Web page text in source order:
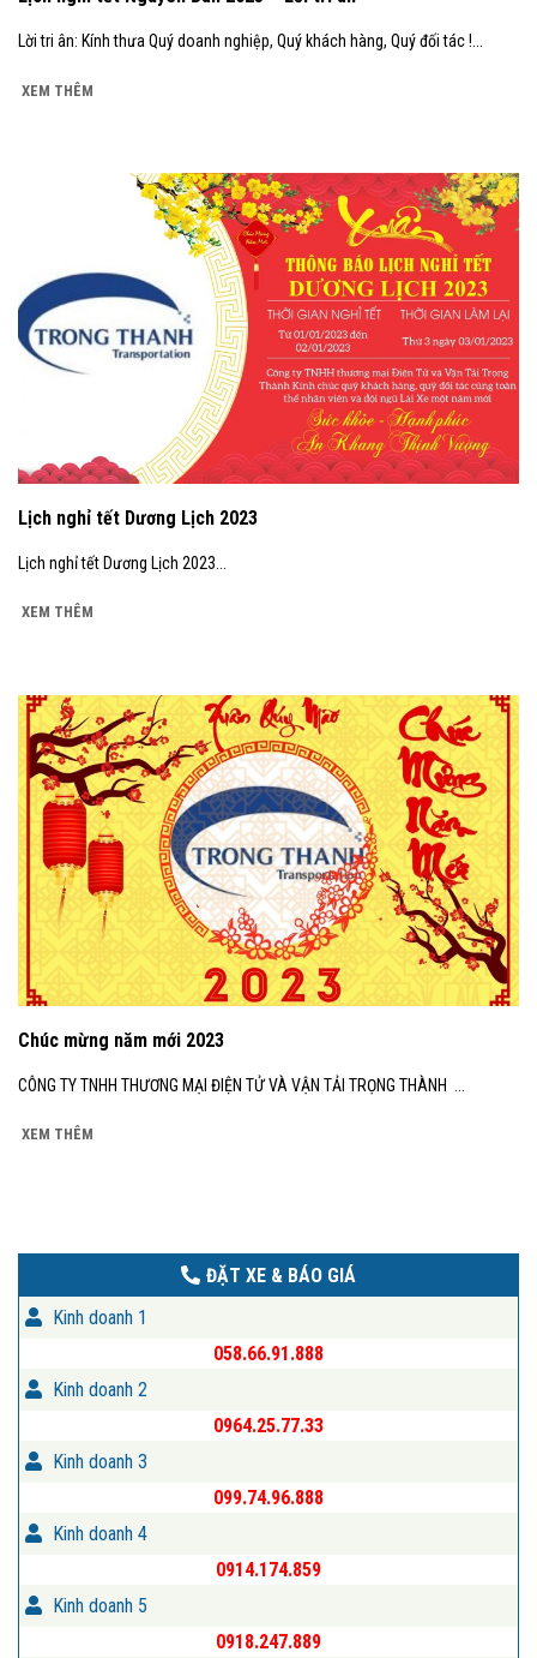
Lời tri ân: Kính thưa Quý doanh nghiệp, Quý khách hàng, Quý đối tác !...
XEM THÊM
Lịch nghỉ tết Dương Lịch 2023
Lịch nghỉ tết Dương Lịch 2023...
XEM THÊM
Chúc mừng năm mới 2023
CÔNG TY TNHH THƯƠNG MẠI ĐIỆN TỬ VÀ VẬN TẢI TRỌNG THÀNH ...
XEM THÊM
ĐẶT XE & BÁO GIÁ
Kinh doanh 1
058.66.91.888
Kinh doanh 2
0964.25.77.33
Kinh doanh 3
099.74.96.888
Kinh doanh 4
0914.174.859
Kinh doanh 5
0918.247.889